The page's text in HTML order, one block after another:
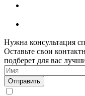
Нужна консультация
Оставьте свои
подберет для вас